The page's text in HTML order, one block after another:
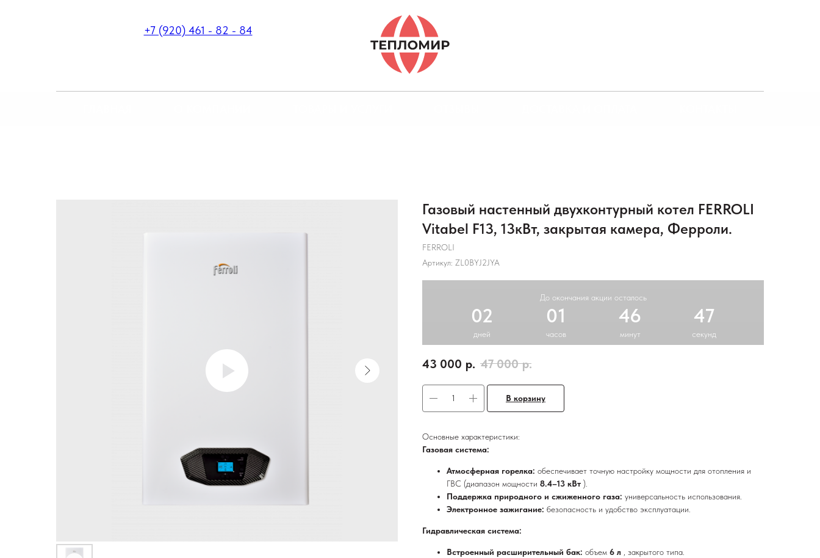
+7 (920) 461 - 82 - 84
Газовый настенный двухконтурный котел FERROLI
Vitabel F13, 13кВт, закрытая камера, Ферроли.
FERROLI
Артикул: ZL0BYJ2JYA
До окончания акции осталось
02
дней
01
часов
46
минут
46
секунд
43 000 р. 47 000 р.
В корзину
Основные характеристики:
Газовая система:
Атмосферная горелка: обеспечивает точную настройку мощности для отопления и
ГВС (диапазон мощности 8.4–13 кВт ).
Поддержка природного и сжиженного газа: универсальность использования.
Электронное зажигание: безопасность и удобство эксплуатации.
Гидравлическая система:
Встроенный расширительный бак: объем 6 л
, закрытого типа.